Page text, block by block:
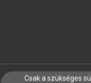
Csak a szükséges